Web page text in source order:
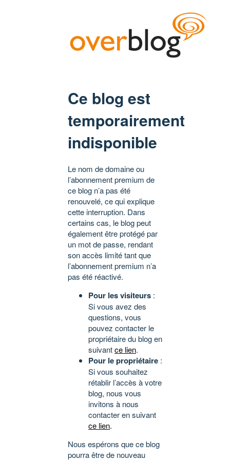
Ce blog est
temporairement
indisponible
Le nom de domaine ou
l’abonnement premium de
ce blog n’a pas été
renouvelé, ce qui explique
cette interruption. Dans
certains cas, le blog peut
également être protégé par
un mot de passe, rendant
son accès limité tant que
l’abonnement premium n’a
pas été réactivé.
Pour les visiteurs :
Si vous avez des
questions, vous
pouvez contacter le
propriétaire du blog en
suivantce lien.
Pour le propriétaire :
Si vous souhaitez
rétablir l’accès à votre
blog, nous vous
invitons à nous
contacter en suivant
ce lien.
Nous espérons que ce blog
pourra être de nouveau